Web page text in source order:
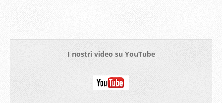
I nostri video su YouTube